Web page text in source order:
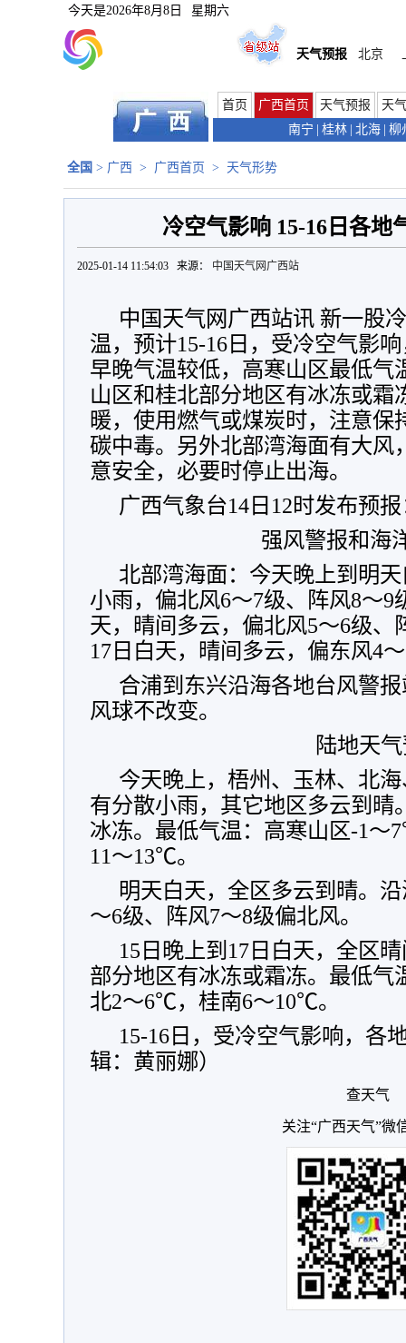
今天是2026年8月8日 星期六
天气预报 北京
首页 广西首页 天气预报
天
南宁
桂林 北海 柳
全国 > 广西 > 广西首页 > 天气形势
冷空气影响 15-16日各
2025-01-14 11:54:03 来源： 中国天气网广西站
中国天气网广西站讯 新一股
温，预计15-16日， 受冷空气影
早晚气温较低，高寒山区最低
山区和桂北部分地区有冰冻或霜
暖，使用燃气或煤炭时，注意保
碳中毒。另外北部湾海面有大风
意安全，必要时停止出海。
广西气象台14日12时发布预
强风警报和海
北部湾海面：今天晚上到明
小雨，偏北风6～7级、阵风8～9
天，晴间多云，偏北风5～6级、
17日白天，晴间多云，偏东风4
合浦到东兴沿海各地台风警
风球不改变。
陆地天
今天晚上，梧州、玉林、北
有分散小雨，其它地区多云到晴
冰冻。最低气温：高寒山区-1
11～13℃。
明天白天，全区多云到晴。
～6级、阵风7～8级偏北风。
15日晚上到17日白天，全区
部分地区有冰冻或霜冻。最低
北2～6℃，桂南6～10℃。
15-16日，受冷空气影响，各
辑：黄丽娜）
查天气
关注“广西天气”微